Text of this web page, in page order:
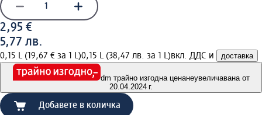
2,95 €
5,77 лв.
0,15 L (19,67 € за 1 L)0,15 L (38,47 лв. за 1 L)вкл. ДДС и доставка
dm трайно изгодна ценанеувеличавана от
20.04.2024 г.
Добавете в количка